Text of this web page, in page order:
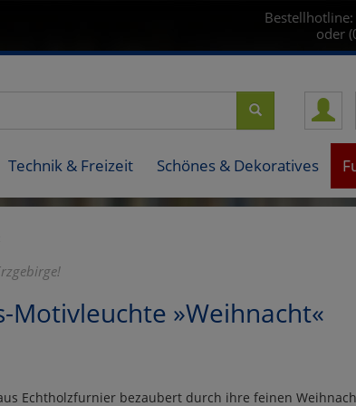
oder
Technik & Freizeit Schönes & Dekoratives
Motivleuchte »Weihnacht«
Echtholzfurnier bezaubert durch ihre feinen